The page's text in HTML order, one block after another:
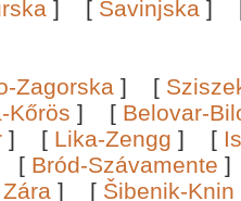
] [ Savinjska ]
Zagorska ] [
Kőrös ] [ Belovar-
] [ Lika-Zengg ] [
[ Bród-Szávamente
Zára ] [ Šibenik-Knin